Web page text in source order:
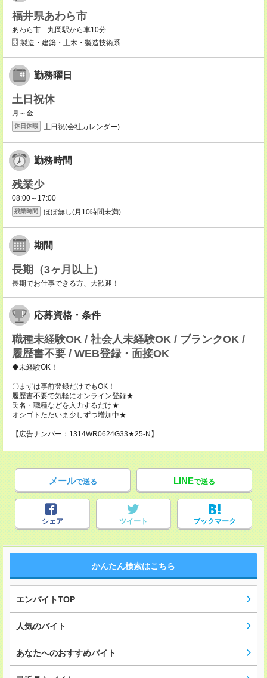
福井県あわら市
あわら市 丸岡駅から車10分
製造・建築・土木・製造技術系
勤務曜日
土日祝休
月～金
休日休暇 土日祝(会社カレンダー)
勤務時間
残業少
08:00～17:00
残業時間 ほぼ無し(月10時間未満)
期間
長期（3ヶ月以上）
長期でお仕事できる方、大歓迎！
応募資格・条件
職種未経験OK / 社会人未経験OK / ブランクOK /
履歴書不要 / WEB登録・面接OK
◆未経験OK！
〇まずは事前登録だけでもOK！
履歴書不要で気軽にオンライン登録★
氏名・職種などを入力するだけ★
オシゴトただいま少しずつ増加中★
【広告ナンバー：1314WR0624G33★25-N】
メールで送る LINEで送る
シェア ツイート ブックマーク
かんたん検索はこちら
エンバイトTOP
人気のバイト
あなたへのおすすめバイト